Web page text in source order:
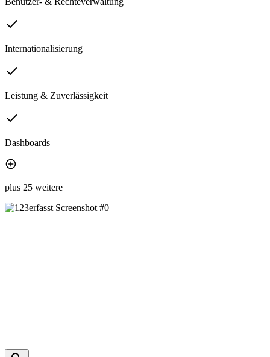
Internationalisierung
Leistung & Zuverlässigkeit
Dashboards
plus 25 weitere